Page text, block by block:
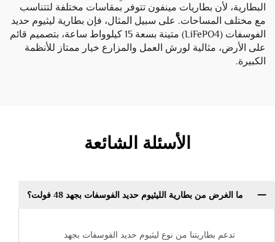
البطارية، لأن بطاريات مينفون تتوفر بمقاسات مختلفة لتتناسب
مع مختلف المساحات. على سبيل المثال، فإن بطارية ليثيوم حديد
الفوسفات (LiFePO4) متينة بسعة 15 كيلوواط ساعة، بتصميم قائم
على الأرض، مثالية لورش العمل والمزارع خيار ممتاز للأنظمة
الكبيرة.
الأسئلة الشائعة
ما الغرض من بطارية الليثيوم حديد الفوسفات بجهد 48 فولت؟
تدعم بطاريتنا من نوع ليثيوم حديد الفوسفات بجهد